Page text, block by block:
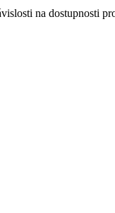
na dostupnosti